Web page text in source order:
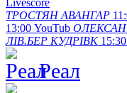
ТРОСТЯН АВАНГАР
13:00 YouTub ОЛЕКСАН
ЛІВ.БЕР КУДРІВК 15:30
Реал